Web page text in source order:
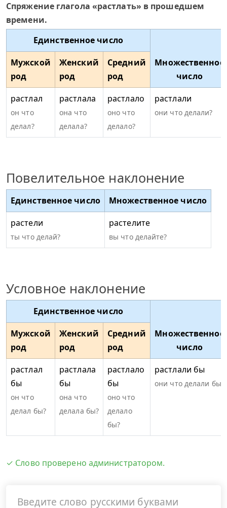
Спряжение глагола «растлать» в прошедшем
времени.
Единственное число
Множественное
число
Мужской
род
Женский
род
Средний
род
растлал
он что
делал?
растлала
она что
делала?
растлало
оно что
делало?
растлали
они что делали?
Повелительное наклонение
Единственное число
Множественное число
растели
ты что делай?
растелите
вы что делайте?
Условное наклонение
Единственное число
Множественное
число
Мужской
род
Женский
род
Средний
род
растлал
бы
он что
делал бы?
растлала
бы
она что
делала бы?
растлало
бы
оно что
делало
бы?
растлали бы
они что делали бы?
✓ Слово проверено администратором.